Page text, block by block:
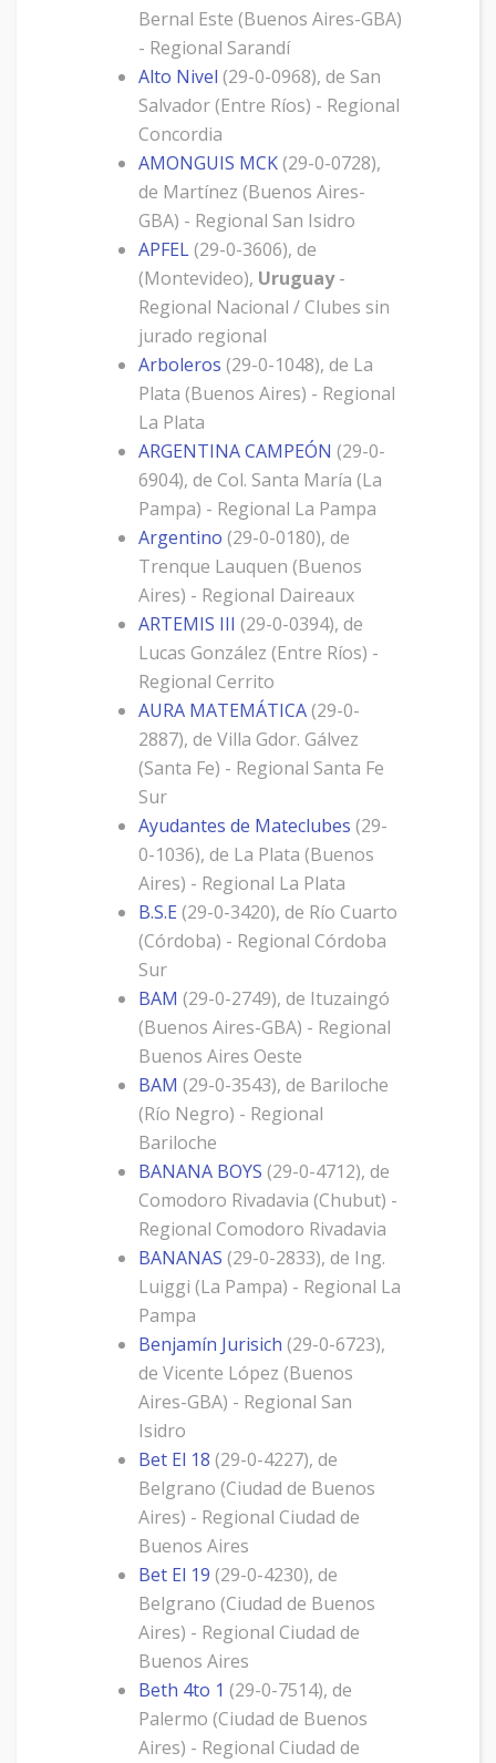
Bernal Este (Buenos Aires-GBA)
- Regional Sarandí
Alto Nivel (29-0-0968), de San
Salvador (Entre Ríos) - Regional
Concordia
AMONGUIS MCK(29-0-0728),
de Martínez (Buenos Aires-
GBA) - Regional San Isidro
APFEL(29-0-3606), de
(Montevideo), Uruguay-
Regional Nacional / Clubes sin
jurado regional
Arboleros (29-0-1048), de La
Plata (Buenos Aires) - Regional
La Plata
ARGENTINA CAMPEÓN (29-0-
6904), de Col. Santa María (La
Pampa) - Regional La Pampa
Argentino (29-0-0180), de
Trenque Lauquen (Buenos
Aires) - Regional Daireaux
ARTEMIS III (29-0-0394), de
Lucas González (Entre Ríos) -
Regional Cerrito
AURA MATEMÁTICA(29-0-
2887), de Villa Gdor. Gálvez
(Santa Fe) - Regional Santa Fe
Sur
Ayudantes de Mateclubes (29-
0-1036), de La Plata (Buenos
Aires) - Regional La Plata
B.S.E (29-0-3420), de Río Cuarto
(Córdoba) - Regional Córdoba
Sur
BAM (29-0-2749), de Ituzaingó
(Buenos Aires-GBA) - Regional
Buenos Aires Oeste
BAM (29-0-3543), de Bariloche
(Río Negro) - Regional
Bariloche
BANANA BOYS (29-0-4712), de
Comodoro Rivadavia (Chubut) -
Regional Comodoro Rivadavia
BANANAS (29-0-2833), de Ing.
Luiggi (La Pampa) - Regional La
Pampa
Benjamín Jurisich (29-0-6723),
de Vicente López (Buenos
Aires-GBA) - Regional San
Isidro
Bet El 18 (29-0-4227), de
Belgrano (Ciudad de Buenos
Aires) - Regional Ciudad de
Buenos Aires
Bet El 19 (29-0-4230), de
Belgrano (Ciudad de Buenos
Aires) - Regional Ciudad de
Buenos Aires
Beth 4to 1 (29-0-7514), de
Palermo (Ciudad de Buenos
Aires) - Regional Ciudad de